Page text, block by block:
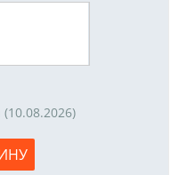
(10.08.2026)